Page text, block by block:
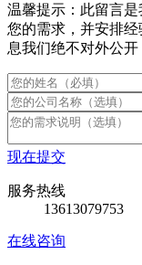
温馨提示：此留言
您的需求，并安排
息我们绝不对外公开
现在提交
服务热线
13613079753
在线咨询